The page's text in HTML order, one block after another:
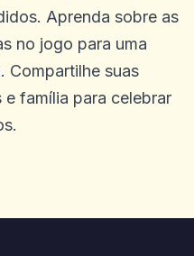
Aprenda sobre as
no jogo para uma
Compartilhe suas
família para celebrar